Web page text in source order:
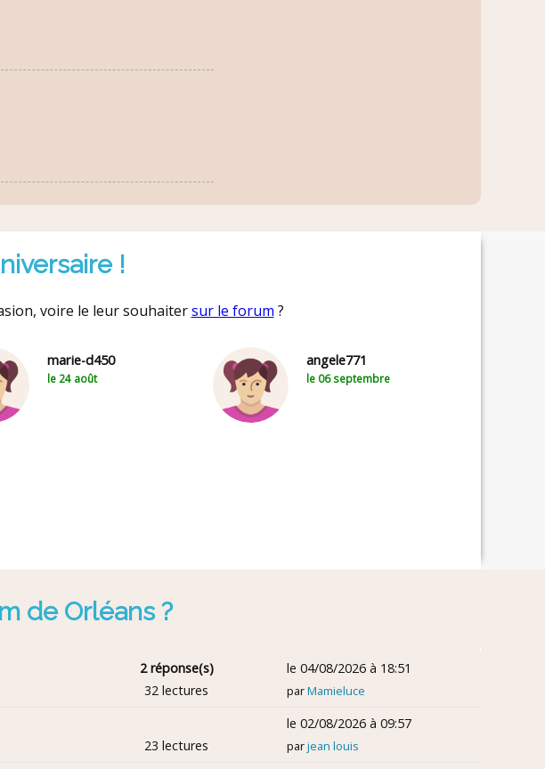
!
voire le leur souhaitersur le forum ?
marie-d450
le 24 août
angele771
le 06 septembre
de Orléans ?
2 réponse(s)
32 lectures
le 04/08/2026 à 18:51
parMamieluce
23 lectures
le 02/08/2026 à 09:57
parjean louis